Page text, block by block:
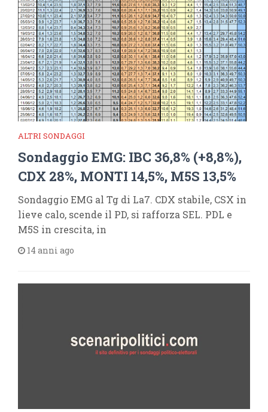
ALTRI SONDAGGI
Sondaggio EMG: IBC 36,8% (+8,8%),
CDX 28%, MONTI 14,5%, M5S 13,5%
Sondaggio EMG al Tg di La7. CDX stabile, CSX in
lieve calo, scende il PD, si rafforza SEL. PDL e
M5S in crescita, in
14 anni ago